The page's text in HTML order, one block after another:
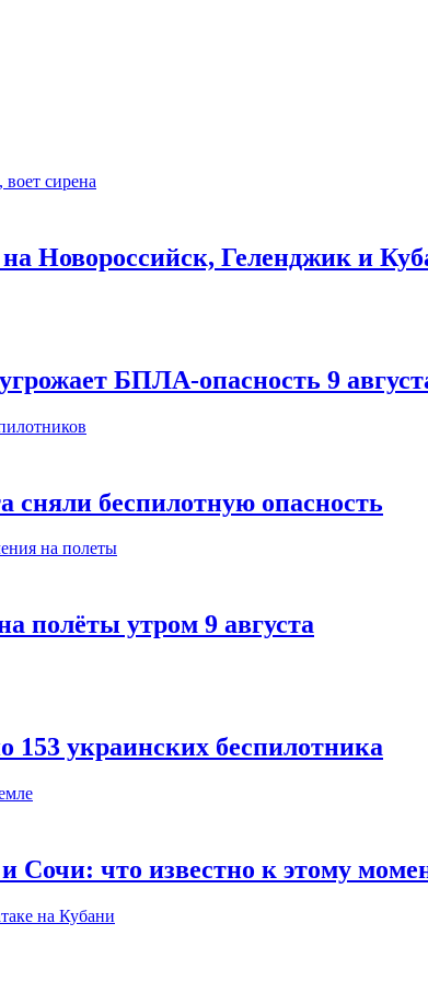
на Новороссийск, Геленджик и
БПЛА-опасность 9
сняли беспилотную опасность
полёты утром 9 августа
153 украинских беспилотника
Сочи: что известно к этому